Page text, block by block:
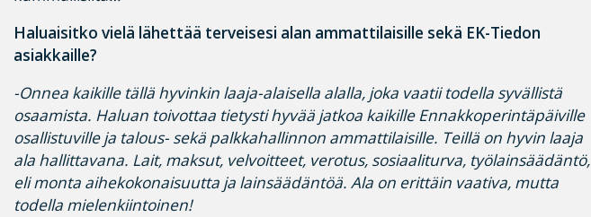
Haluaisitko vielä lähettää terveisesi alan ammattilaisille sekä EK-Tiedon
asiakkaille?
-Onnea kaikille tällä hyvinkin laaja-alaisella alalla, joka vaatii todella syvällistä
osaamista. Haluan toivottaa tietysti hyvää jatkoa kaikille Ennakkoperintäpäiville
osallistuville ja talous- sekä palkkahallinnon ammattilaisille. Teillä on hyvin laaja
ala hallittavana. Lait, maksut, velvoitteet, verotus, sosiaaliturva, työlainsäädäntö,
eli monta aihekokonaisuutta ja lainsäädäntöä. Ala on erittäin vaativa, mutta
todella mielenkiintoinen!